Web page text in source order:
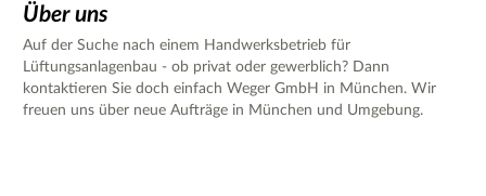
Über uns
Auf der Suche nach einem Handwerksbetrieb für
Lüftungsanlagenbau - ob privat oder gewerblich? Dann
kontaktieren Sie doch einfach Weger GmbH in München. Wir
freuen uns über neue Aufträge in München und Umgebung.